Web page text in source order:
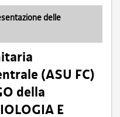
delle
(ASU FC)
della
E